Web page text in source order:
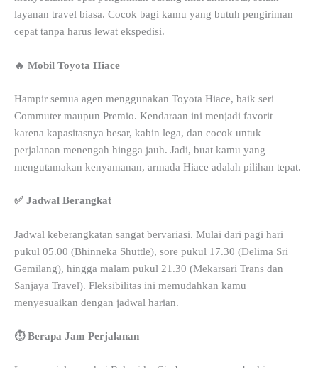
layanan travel biasa. Cocok bagi kamu yang butuh pengiriman
cepat tanpa harus lewat ekspedisi.
🔥 Mobil Toyota Hiace
Hampir semua agen menggunakan Toyota Hiace, baik seri
Commuter maupun Premio. Kendaraan ini menjadi favorit
karena kapasitasnya besar, kabin lega, dan cocok untuk
perjalanan menengah hingga jauh. Jadi, buat kamu yang
mengutamakan kenyamanan, armada Hiace adalah pilihan tepat.
✅ Jadwal Berangkat
Jadwal keberangkatan sangat bervariasi. Mulai dari pagi hari
pukul 05.00 (Bhinneka Shuttle), sore pukul 17.30 (Delima Sri
Gemilang), hingga malam pukul 21.30 (Mekarsari Trans dan
Sanjaya Travel). Fleksibilitas ini memudahkan kamu
menyesuaikan dengan jadwal harian.
⏱️ Berapa Jam Perjalanan